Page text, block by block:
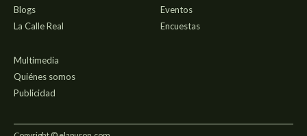
Blogs
La Calle Real
Eventos
Encuestas
Multimedia
Quiénes somos
Publicidad